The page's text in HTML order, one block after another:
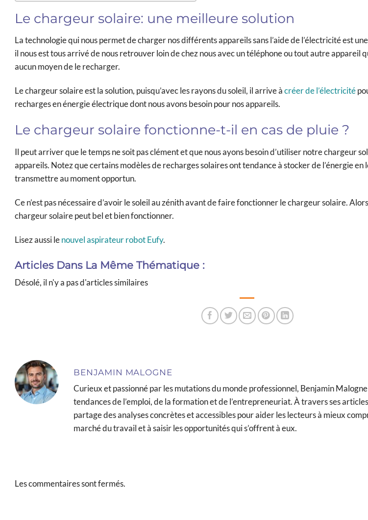
Le chargeur solaire: une meilleure solution
La technologie qui nous permet de charger nos différents appareils sans l’aide de l’électricité est
il nous est tous arrivé de nous retrouver loin de chez nous avec un téléphone ou tout autre appareil
aucun moyen de le recharger.
Le chargeur solaire est la solution, puisqu’avec les rayons du soleil, il arrive àcréer de l’électricité
recharges en énergie électrique dont nous avons besoin pour nos appareils.
Le chargeur solaire fonctionne-t-il en cas de pluie ?
Il peut arriver que le temps ne soit pas clément et que nous ayons besoin d’utiliser notre chargeur
appareils. Notez que certains modèles de recharges solaires ont tendance à stocker de l’énergie en
transmettre au moment opportun.
Ce n’est pas nécessaire d’avoir le soleil au zénith avant de faire fonctionner le chargeur solaire.
chargeur solaire peut bel et bien fonctionner.
Lisez aussi lenouvel aspirateur robot Eufy.
Articles Dans La Même Thématique :
Désolé, il n'y a pas d'articles similaires
BENJAMIN MALOGNE
Curieux et passionné par les mutations du monde professionnel, Benjamin
tendances de l’emploi, de la formation et de l’entrepreneuriat. À travers ses
partage des analyses concrètes et accessibles pour aider les lecteurs à mieux
marché du travail et à saisir les opportunités qui s’offrent à eux.
Les commentaires sont fermés.